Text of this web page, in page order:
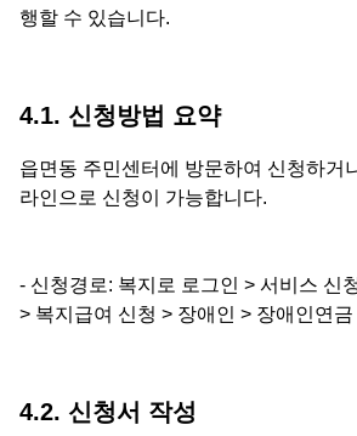
행할 수 있습니다.
4.1. 신청방법 요약
읍면동 주민센터에 방문하여 신청하거
라인으로 신청이 가능합니다.
- 신청경로: 복지로 로그인 > 서비스 신
> 복지급여 신청 > 장애인 > 장애인연금
4.2. 신청서 작성